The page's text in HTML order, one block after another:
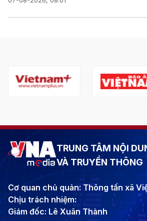
TRUNG TÂM NỘI
VÀ TRUYỀN THÔNG
Cơ quan chủ quản: Thông tấn xã
Chịu trách nhiệm:
Giám đốc: Lê Xuân Thành